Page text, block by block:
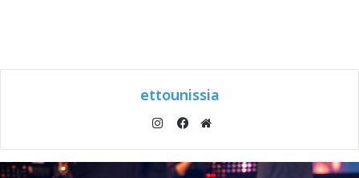
ettounissia
الويب